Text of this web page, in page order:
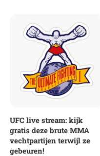
UFC live stream: kijk
gratis deze brute MMA
vechtpartijen terwijl ze
gebeuren!